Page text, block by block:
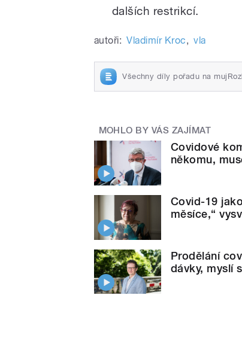
dalších restrikcí.
autoři: Vladimír Kroc, vla
Všechny díly pořadu na
MOHLO BY VÁS ZAJÍMAT
Covidové
někomu,
Covid-19
měsíce,“
Prodělání
dávky, myslí